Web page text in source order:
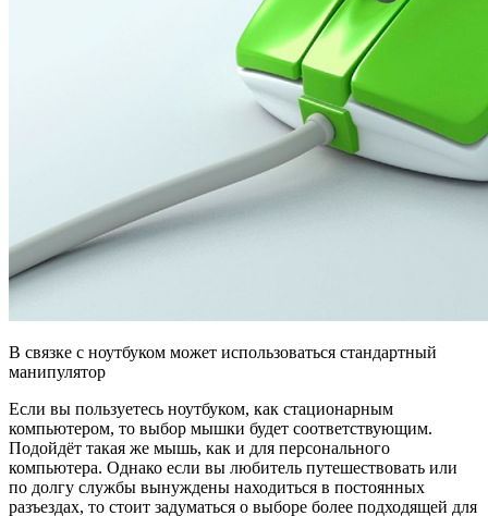
В связке с ноутбуком может использоваться стандартный
манипулятор
Если вы пользуетесь ноутбуком, как стационарным
компьютером, то выбор мышки будет соответствующим.
Подойдёт такая же мышь, как и для персонального
компьютера. Однако если вы любитель путешествовать или
по долгу службы вынуждены находиться в постоянных
разъездах, то стоит задуматься о выборе более подходящей для